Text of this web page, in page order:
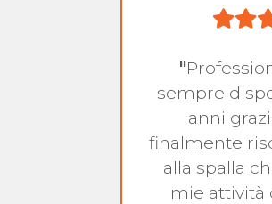
"
sempre
anni
finalmente
alla spalla
mie attività